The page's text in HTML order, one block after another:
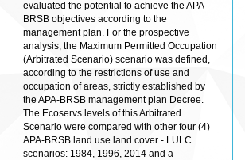
evaluated the potential to achieve the APA-
BRSB objectives according to the
management plan. For the prospective
analysis, the Maximum Permitted Occupation
(Arbitrated Scenario) scenario was defined,
according to the restrictions of use and
occupation of areas, strictly established by
the APA-BRSB management plan Decree.
The Ecoservs levels of this Arbitrated
Scenario were compared with other four (4)
APA-BRSB land use land cover - LULC
scenarios: 1984, 1996, 2014 and a